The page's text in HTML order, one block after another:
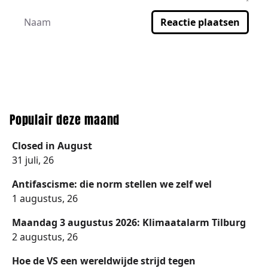
Reactie plaatsen
Populair deze maand
Closed in August
31 juli, 26
Antifascisme: die norm stellen we zelf wel
1 augustus, 26
Maandag 3 augustus 2026: Klimaatalarm Tilburg
2 augustus, 26
Hoe de VS een wereldwijde strijd tegen